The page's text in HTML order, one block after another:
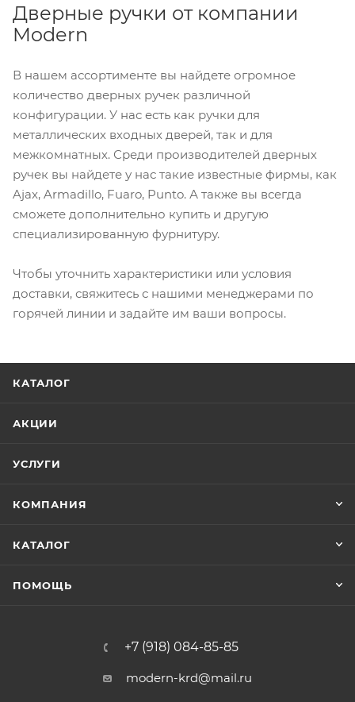
Дверные ручки от компании
Modern
В нашем ассортименте вы найдете огромное
количество дверных ручек различной
конфигурации. У нас есть как ручки для
металлических входных дверей, так и для
межкомнатных. Среди производителей дверных
ручек вы найдете у нас такие известные фирмы, как
Ajax, Armadillo, Fuaro, Punto. А также вы всегда
сможете дополнительно купить и другую
специализированную фурнитуру.
Чтобы уточнить характеристики или условия
доставки, свяжитесь с нашими менеджерами по
горячей линии и задайте им ваши вопросы.
КАТАЛОГ
АКЦИИ
УСЛУГИ
КОМПАНИЯ
КАТАЛОГ
ПОМОЩЬ
+7 (918) 084-85-85
modern-krd@mail.ru